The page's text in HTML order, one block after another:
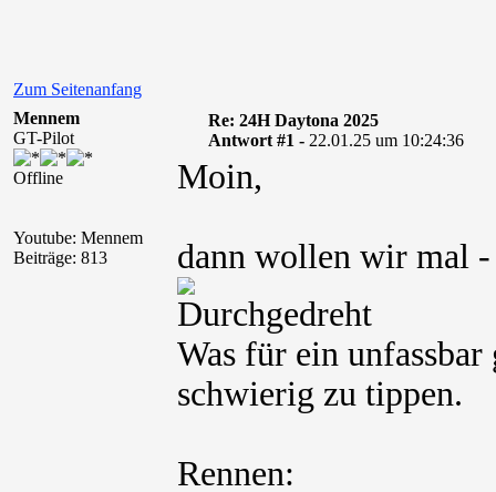
Zum Seitenanfang
Mennem
GT-Pilot
Offline
Youtube: Mennem
Beiträge: 813
Re: 24H Daytona 2025
Antwort #1 - 22.01.25 um 10:24:36
Moin,
dann wollen wir mal
Was für ein
schwierig zu tippen.
Rennen: